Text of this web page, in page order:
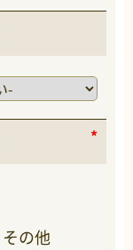
その他